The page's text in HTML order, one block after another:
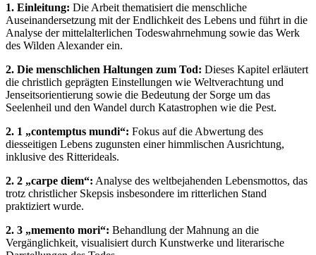
1. Einleitung: Die Arbeit thematisiert die menschliche
Auseinandersetzung mit der Endlichkeit des Lebens und führt in die
Analyse der mittelalterlichen Todeswahrnehmung sowie das Werk
des Wilden Alexander ein.
2. Die menschlichen Haltungen zum Tod: Dieses Kapitel erläutert
die christlich geprägten Einstellungen wie Weltverachtung und
Jenseitsorientierung sowie die Bedeutung der Sorge um das
Seelenheil und den Wandel durch Katastrophen wie die Pest.
2. 1 „contemptus mundi“: Fokus auf die Abwertung des
diesseitigen Lebens zugunsten einer himmlischen Ausrichtung,
inklusive des Ritterideals.
2. 2 „carpe diem“: Analyse des weltbejahenden Lebensmottos, das
trotz christlicher Skepsis insbesondere im ritterlichen Stand
praktiziert wurde.
2. 3 „memento mori“: Behandlung der Mahnung an die
Vergänglichkeit, visualisiert durch Kunstwerke und literarische